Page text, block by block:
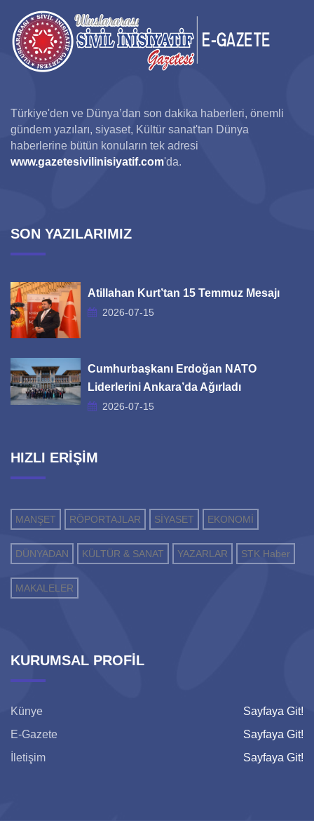
Türkiye'den ve Dünya’dan son dakika haberleri, önemli
gündem yazıları, siyaset, Kültür sanat'tan Dünya
haberlerine bütün konuların tek adresi
www.gazetesivilinisiyatif.com'da.
SON YAZILARIMIZ
Atillahan Kurt’tan 15 Temmuz Mesajı
2026-07-15
Cumhurbaşkanı Erdoğan NATO
Liderlerini Ankara’da Ağırladı
2026-07-15
HIZLI ERİŞİM
MANŞET RÖPORTAJLAR SİYASET EKONOMİ
DÜNYADAN KÜLTÜR & SANAT YAZARLAR STK Haber
MAKALELER
KURUMSAL PROFİL
Künye
Sayfaya Git!
E-Gazete
Sayfaya Git!
İletişim
Sayfaya Git!